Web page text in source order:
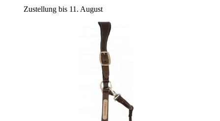
Zustellung bis 11. August